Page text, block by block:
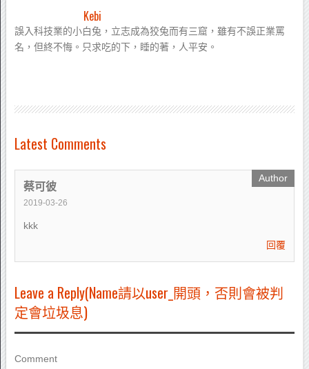
Kebi
誤入科技業的小白兔，立志成為狡兔而有三窟，雖有不誤正業罵
名，但終不悔。只求吃的下，睡的著，人平安。
Latest Comments
蔡可彼
2019-03-26
kkk
回覆
Leave a Reply(Name請以user_開頭，否則會被判
定會垃圾息)
Comment